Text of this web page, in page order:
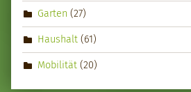
Garten (27)
Haushalt (61)
Mobilität (20)